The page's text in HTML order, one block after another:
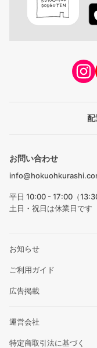
配
お問い合わせ
平日 10:00 - 17:00（
土日・祝日は休業日です
お知らせ
ご利用ガイド
広告掲載
運営会社
特定商取引法に基づく